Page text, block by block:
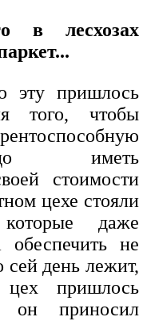
в лесхозах
эту пришлось
того, чтобы
иметь
стоимости
цехе стояли
даже
обеспечить не
сей день лежит,
пришлось
он приносил